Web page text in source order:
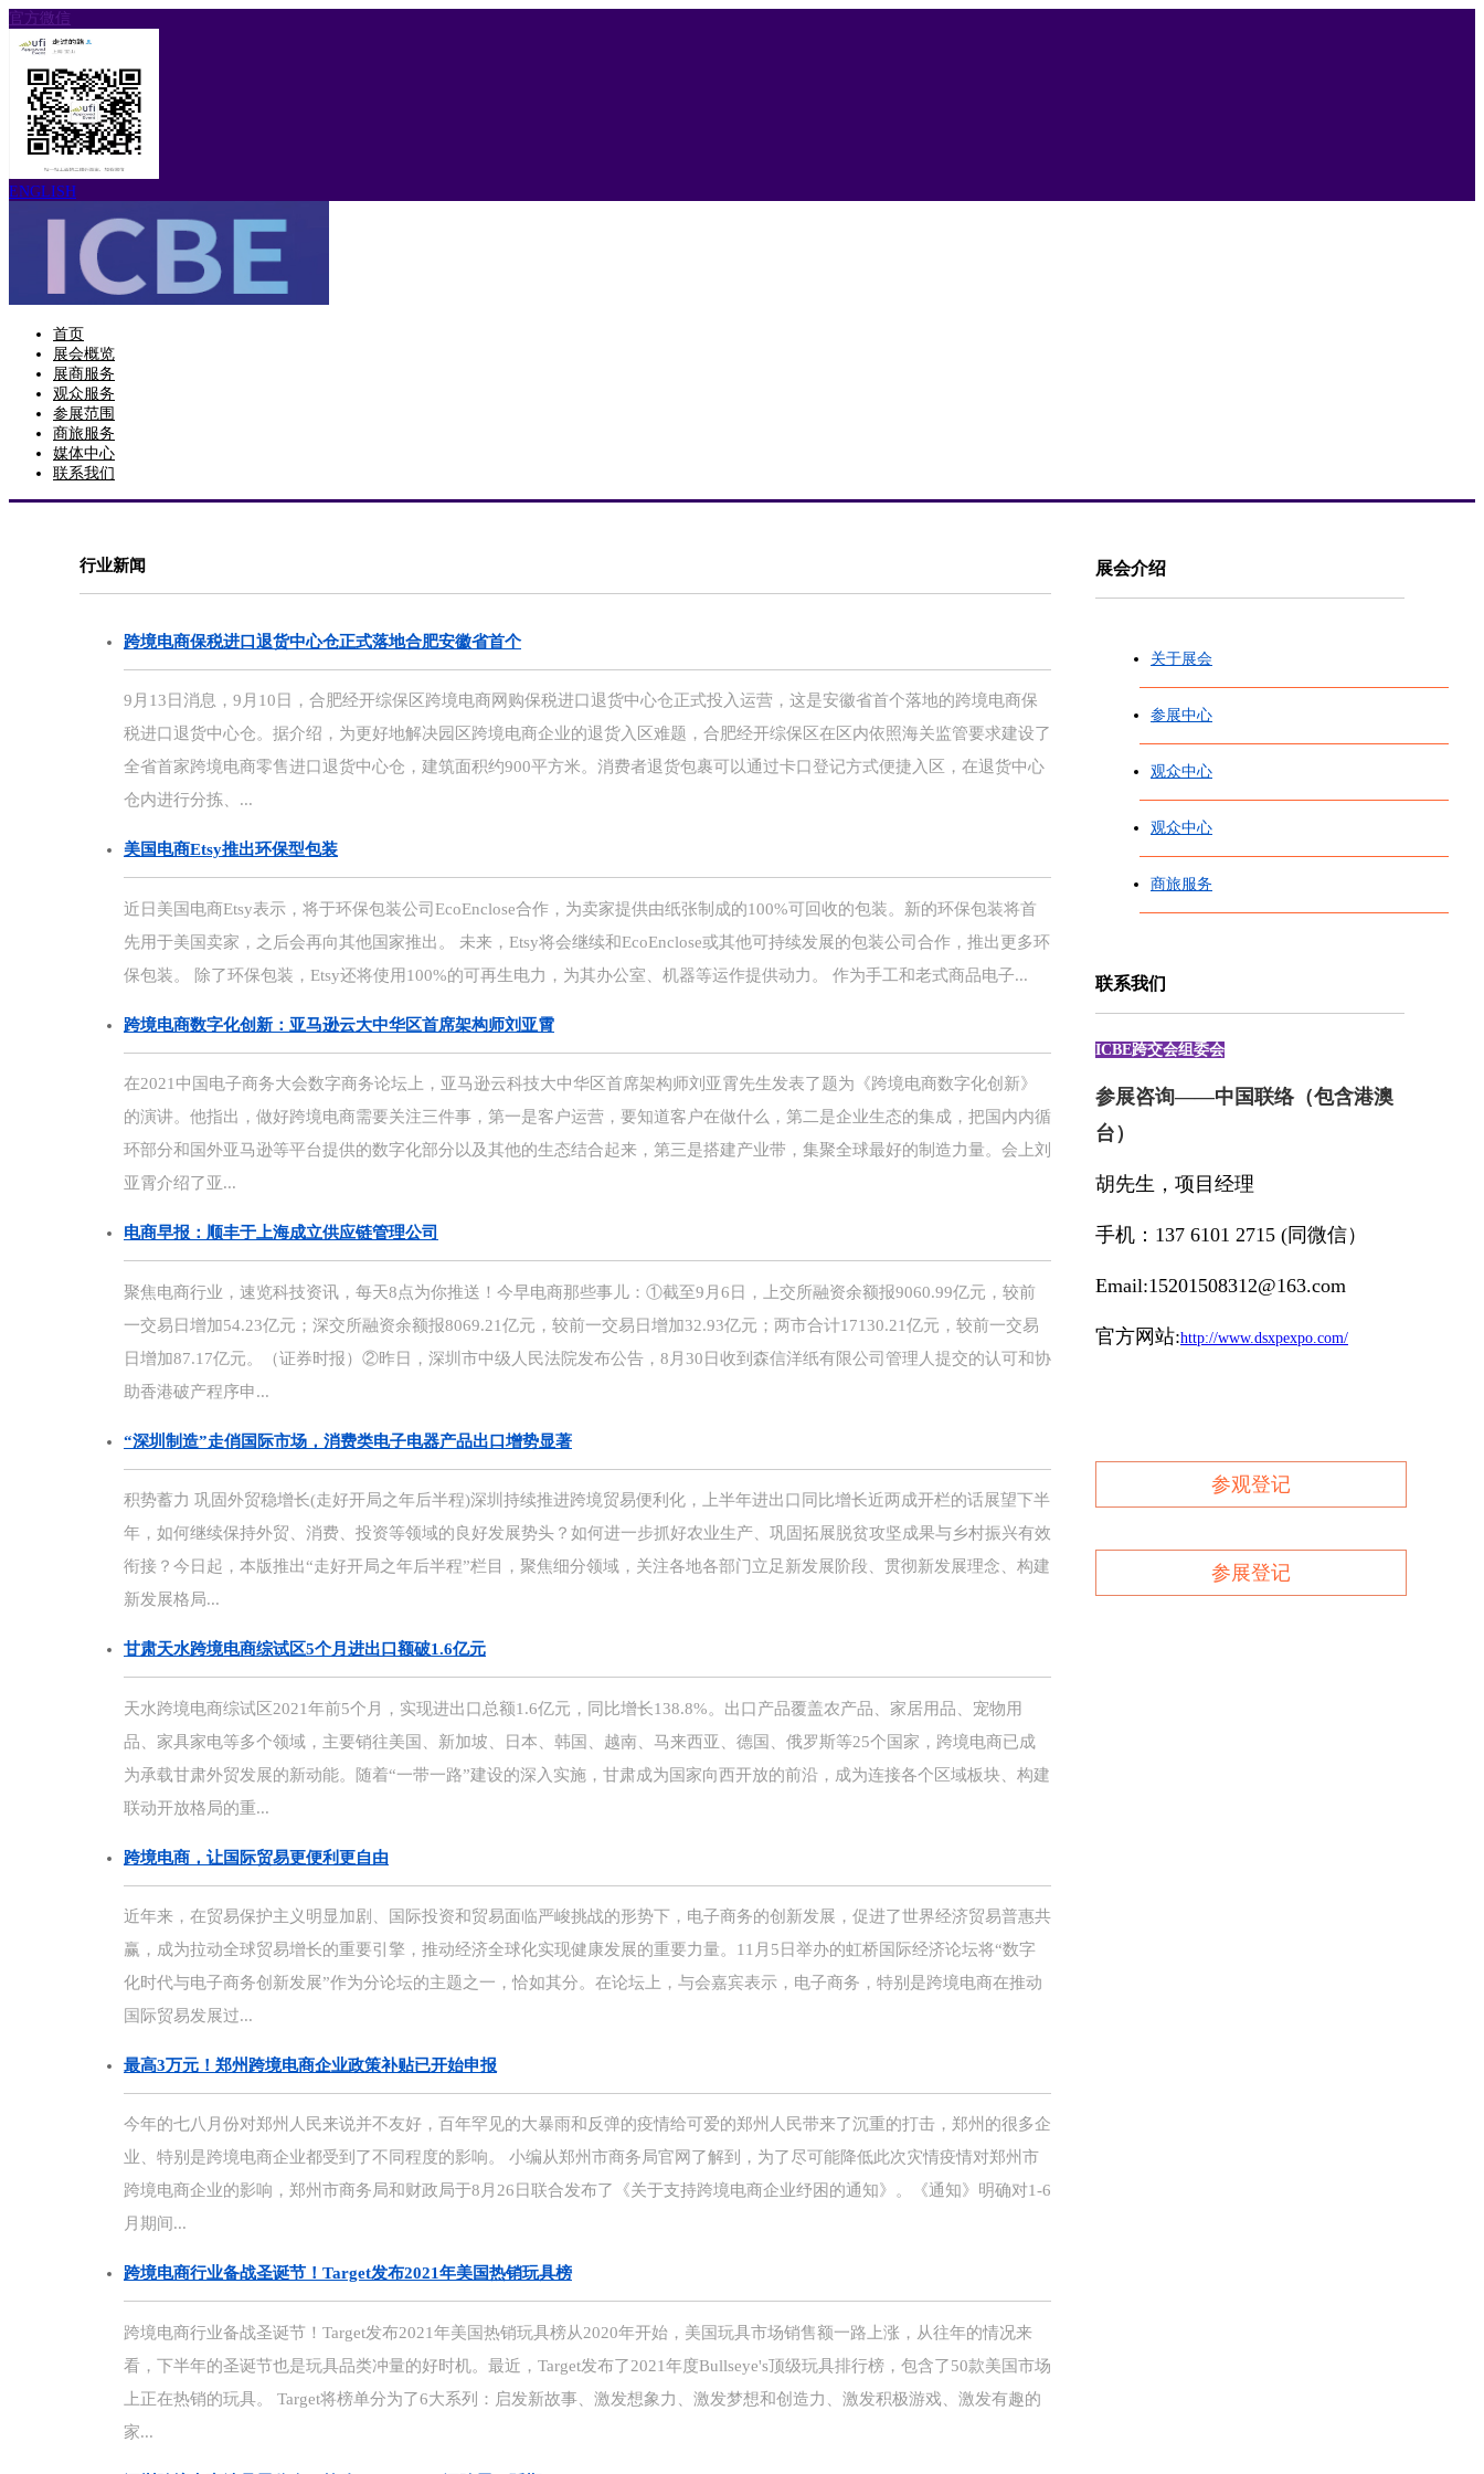
官方微信
ENGLISH
首页
展会概览
展商服务
观众服务
参展范围
商旅服务
媒体中心
联系我们
行业新闻
跨境电商保税进口退货中心仓正式落地合肥安徽省首个
9月13日消息，9月10日，合肥经开综保区跨境电商网购保税进口退货中心仓正式投入运营，这是安徽省首个落地的跨境电商保
税进口退货中心仓。据介绍，为更好地解决园区跨境电商企业的退货入区难题，合肥经开综保区在区内依照海关监管要求建设了
全省首家跨境电商零售进口退货中心仓，建筑面积约900平方米。消费者退货包裹可以通过卡口登记方式便捷入区，在退货中心
仓内进行分拣、...
美国电商Etsy推出环保型包装
近日美国电商Etsy表示，将于环保包装公司EcoEnclose合作，为卖家提供由纸张制成的100%可回收的包装。新的环保包装将首
先用于美国卖家，之后会再向其他国家推出。 未来，Etsy将会继续和EcoEnclose或其他可持续发展的包装公司合作，推出更多环
保包装。 除了环保包装，Etsy还将使用100%的可再生电力，为其办公室、机器等运作提供动力。 作为手工和老式商品电子...
跨境电商数字化创新：亚马逊云大中华区首席架构师刘亚霄
在2021中国电子商务大会数字商务论坛上，亚马逊云科技大中华区首席架构师刘亚霄先生发表了题为《跨境电商数字化创新》
的演讲。他指出，做好跨境电商需要关注三件事，第一是客户运营，要知道客户在做什么，第二是企业生态的集成，把国内内循
环部分和国外亚马逊等平台提供的数字化部分以及其他的生态结合起来，第三是搭建产业带，集聚全球最好的制造力量。会上刘
亚霄介绍了亚...
电商早报：顺丰于上海成立供应链管理公司
聚焦电商行业，速览科技资讯，每天8点为你推送！今早电商那些事儿：①截至9月6日，上交所融资余额报9060.99亿元，较前
一交易日增加54.23亿元；深交所融资余额报8069.21亿元，较前一交易日增加32.93亿元；两市合计17130.21亿元，较前一交易
日增加87.17亿元。（证券时报）②昨日，深圳市中级人民法院发布公告，8月30日收到森信洋纸有限公司管理人提交的认可和协
助香港破产程序申...
“深圳制造”走俏国际市场，消费类电子电器产品出口增势显著
积势蓄力 巩固外贸稳增长(走好开局之年后半程)深圳持续推进跨境贸易便利化，上半年进出口同比增长近两成开栏的话展望下半
年，如何继续保持外贸、消费、投资等领域的良好发展势头？如何进一步抓好农业生产、巩固拓展脱贫攻坚成果与乡村振兴有效
衔接？今日起，本版推出“走好开局之年后半程”栏目，聚焦细分领域，关注各地各部门立足新发展阶段、贯彻新发展理念、构建
新发展格局...
甘肃天水跨境电商综试区5个月进出口额破1.6亿元
天水跨境电商综试区2021年前5个月，实现进出口总额1.6亿元，同比增长138.8%。出口产品覆盖农产品、家居用品、宠物用
品、家具家电等多个领域，主要销往美国、新加坡、日本、韩国、越南、马来西亚、德国、俄罗斯等25个国家，跨境电商已成
为承载甘肃外贸发展的新动能。随着“一带一路”建设的深入实施，甘肃成为国家向西开放的前沿，成为连接各个区域板块、构建
联动开放格局的重...
跨境电商，让国际贸易更便利更自由
近年来，在贸易保护主义明显加剧、国际投资和贸易面临严峻挑战的形势下，电子商务的创新发展，促进了世界经济贸易普惠共
赢，成为拉动全球贸易增长的重要引擎，推动经济全球化实现健康发展的重要力量。11月5日举办的虹桥国际经济论坛将“数字
化时代与电子商务创新发展”作为分论坛的主题之一，恰如其分。在论坛上，与会嘉宾表示，电子商务，特别是跨境电商在推动
国际贸易发展过...
最高3万元！郑州跨境电商企业政策补贴已开始申报
今年的七八月份对郑州人民来说并不友好，百年罕见的大暴雨和反弹的疫情给可爱的郑州人民带来了沉重的打击，郑州的很多企
业、特别是跨境电商企业都受到了不同程度的影响。 小编从郑州市商务局官网了解到，为了尽可能降低此次灾情疫情对郑州市
跨境电商企业的影响，郑州市商务局和财政局于8月26日联合发布了《关于支持跨境电商企业纾困的通知》。《通知》明确对1-6
月期间...
跨境电商行业备战圣诞节！Target发布2021年美国热销玩具榜
跨境电商行业备战圣诞节！Target发布2021年美国热销玩具榜从2020年开始，美国玩具市场销售额一路上涨，从往年的情况来
看，下半年的圣诞节也是玩具品类冲量的好时机。最近，Target发布了2021年度Bullseye's顶级玩具排行榜，包含了50款美国市场
上正在热销的玩具。 Target将榜单分为了6大系列：启发新故事、激发想象力、激发梦想和创造力、激发积极游戏、激发有趣的
家...
展会介绍
关于展会
参展中心
观众中心
观众中心
商旅服务
联系我们
ICBE跨交会组委会
参展咨询——中国联络（包含港澳
台）
胡先生，项目经理
手机：137 6101 2715 (同微信）
Email:15201508312@163.com
官方网站:http://www.dsxpexpo.com/
参观登记
参展登记